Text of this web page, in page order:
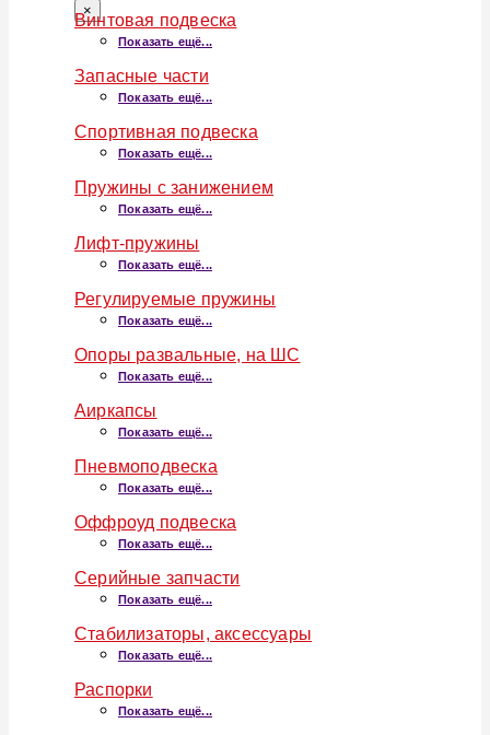
×
Винтовая подвеска
Показать ещё...
Запасные части
Показать ещё...
Спортивная подвеска
Показать ещё...
Пружины с занижением
Показать ещё...
Лифт-пружины
Показать ещё...
Регулируемые пружины
Показать ещё...
Опоры развальные, на ШС
Показать ещё...
Аиркапсы
Показать ещё...
Пневмоподвеска
Показать ещё...
Оффроуд подвеска
Показать ещё...
Серийные запчасти
Показать ещё...
Стабилизаторы, аксессуары
Показать ещё...
Распорки
Показать ещё...